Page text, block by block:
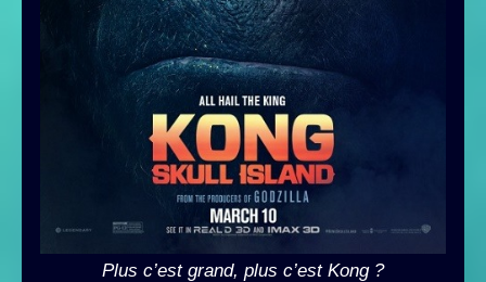
Plus c’est grand, plus c’est Kong ?